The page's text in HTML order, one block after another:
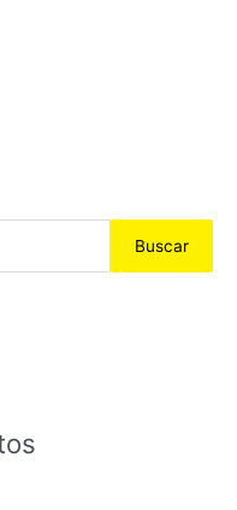
Buscar